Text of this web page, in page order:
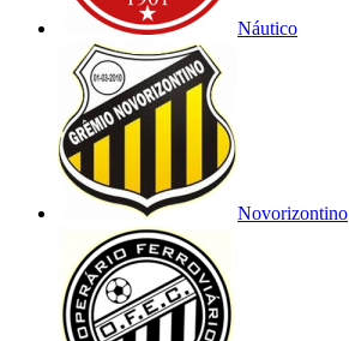
Náutico
Novorizontino